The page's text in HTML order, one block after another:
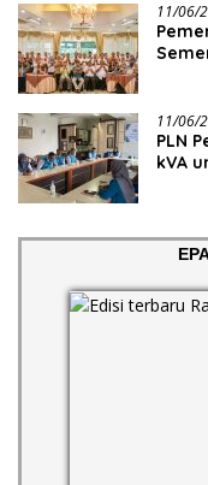
11/06/
11/06/
PLN
kVA